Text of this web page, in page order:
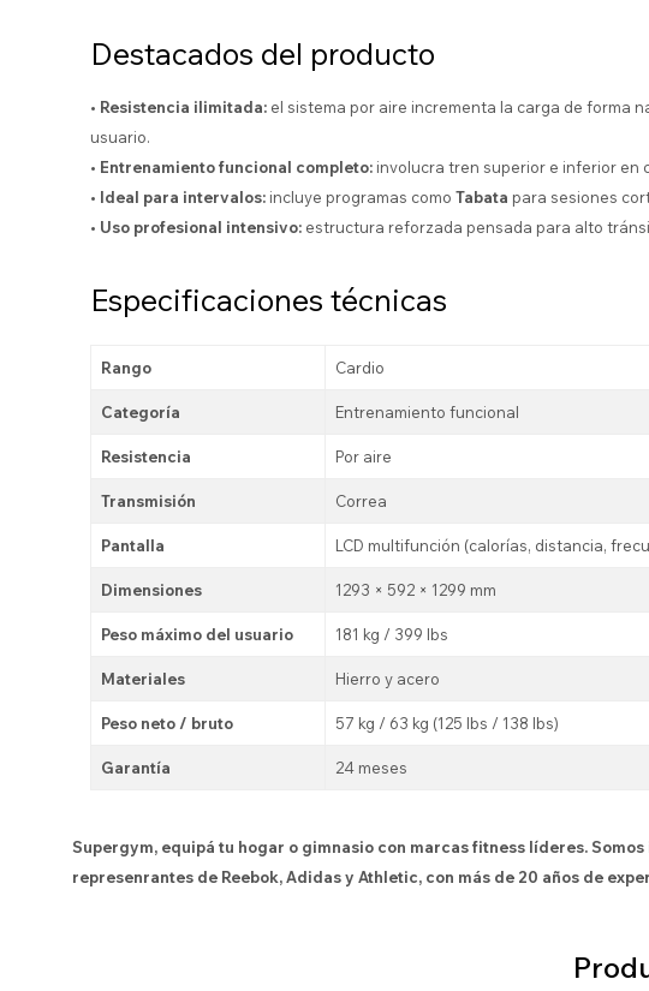
Destacados del producto
• Resistencia ilimitada: el sistema por aire incrementa la carga de forma
usuario.
• Entrenamiento funcional completo: involucra tren superior e inferior en
• Ideal para intervalos: incluye programas como Tabata para sesiones
• Uso profesional intensivo: estructura reforzada pensada para alto
Especificaciones técnicas
Rango Cardio
Categoría Entrenamiento funcional
Resistencia Por aire
Transmisión Correa
Pantalla LCD multifunción (calorías, distancia,
Dimensiones 1293 × 592 × 1299 mm
Peso máximo del usuario 181 kg / 399 lbs
Materiales Hierro y acero
Peso neto / bruto 57 kg / 63 kg (125 lbs / 138 lbs)
Garantía 24 meses
Supergym, equipá tu hogar o gimnasio con marcas fitness líderes.
represenrantes de Reebok, Adidas y Athletic, con más de 20 años de